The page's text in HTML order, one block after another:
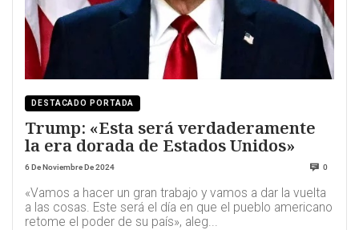
DESTACADO PORTADA
Trump: «Esta será verdaderamente
la era dorada de Estados Unidos»
6 De Noviembre De 2024 0
«Vamos a hacer un gran trabajo y vamos a dar la vuelta
a las cosas. Este será el día en que el pueblo americano
retome el poder de su país», aleg...